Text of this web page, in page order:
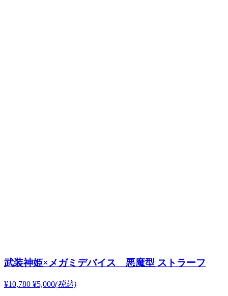
武装神姫×メガミデバイス 悪魔型 ストラーフ
¥10,780 ¥5,000(税込)